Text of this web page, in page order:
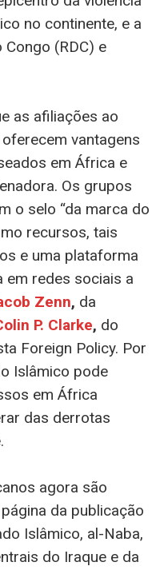
no continente, e a
(RDC) e
as afiliações ao
vantagens
em África e
Os grupos
o selo “da marca do
recursos, tais
e uma plataforma
em redes sociais a
Zenn, da
P. Clarke, do
Foreign Policy. Por
Islâmico pode
em África
das derrotas
agora são
da publicação
Islâmico, al-Naba,
do Iraque e da